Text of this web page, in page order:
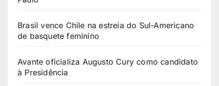
Brasil vence Chile na estreia do Sul-Americano
de basquete feminino
Avante oficializa Augusto Cury como candidato
à Presidência